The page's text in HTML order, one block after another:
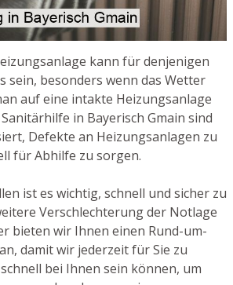
kann für denjenigen
sein, besonders wenn das Wetter
auf eine intakte Heizungsanlage
in Bayerisch Gmain sind
Defekte an Heizungsanlagen zu
für Abhilfe zu sorgen.
ist es wichtig, schnell und sicher zu
Verschlechterung der Notlage
bieten wir Ihnen einen Rund-um-
damit wir jederzeit für Sie zu
bei Ihnen sein können, um